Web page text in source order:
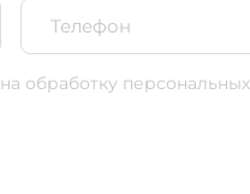
на обработку